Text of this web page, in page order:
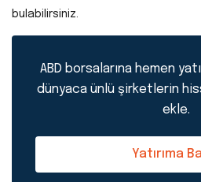
bulabilirsiniz.
ABD borsalarına hemen
dünyaca ünlü şirketlerin
ekle.
Yatırıma